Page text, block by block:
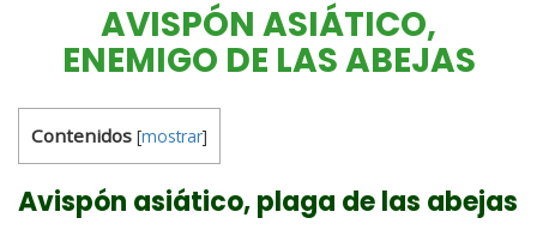
AVISPÓN ASIÁTICO,
ENEMIGO DE LAS ABEJAS
Contenidos [mostrar]
Avispón asiático, plaga de las abejas